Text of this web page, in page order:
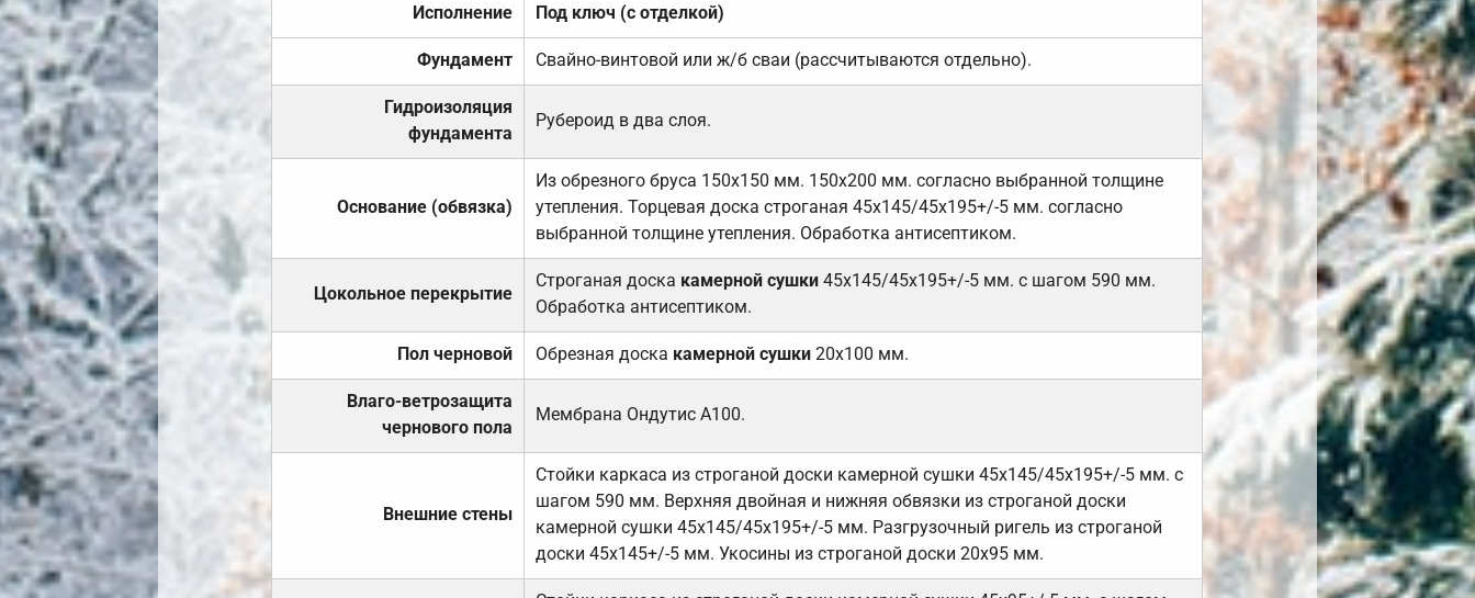
Исполнение Под ключ (с отделкой)
Фундамент Свайно-винтовой или ж/б сваи (рассчитываются отдельно).
Гидроизоляция
фундамента
Рубероид в два слоя.
Основание (обвязка)
Из обрезного бруса 150х150 мм. 150х200 мм. согласно выбранной толщине
утепления. Торцевая доска строганая 45х145/45х195+/-5 мм. согласно
выбранной толщине утепления. Обработка антисептиком.
Цокольное перекрытие
Строганая доска камерной сушки 45х145/45х195+/-5 мм. с шагом 590 мм.
Обработка антисептиком.
Пол черновой Обрезная доска камерной сушки20х100 мм.
Влаго-ветрозащита
чернового пола
Мембрана Ондутис А100.
Внешние стены
Стойки каркаса из строганой доски камерной сушки 45х145/45х195+/-5 мм. с
шагом 590 мм. Верхняя двойная и нижняя обвязки из строганой доски
камерной сушки 45х145/45х195+/-5 мм. Разгрузочный ригель из строганой
доски 45х145+/-5 мм. Укосины из строганой доски 20х95 мм.